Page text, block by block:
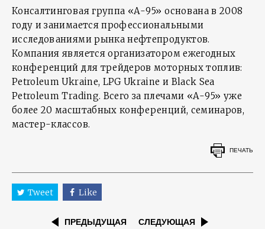
Консалтинговая группа «А-95» основана в 2008
году и занимается профессиональными
исследованиями рынка нефтепродуктов.
Компания является организатором ежегодных
конференций для трейдеров моторных топлив:
Petroleum Ukraine, LPG Ukraine и Black Sea
Petroleum Trading. Всего за плечами «А-95» уже
более 20 масштабных конференций, семинаров,
мастер-классов.
ПЕЧАТЬ
Tweet Like
ПРЕДЫДУЩАЯ СЛЕДУЮЩАЯ